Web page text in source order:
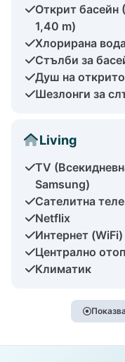
Открит басейн
1,40 m)
Хлорирана
Стълби за
Душ на открито
Шезлонги за
Living
TV
Samsung)
Сателитна
Netflix
Интернет (WiFi)
Централно
Климатик